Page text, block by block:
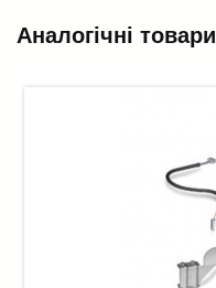
Аналогічні товари